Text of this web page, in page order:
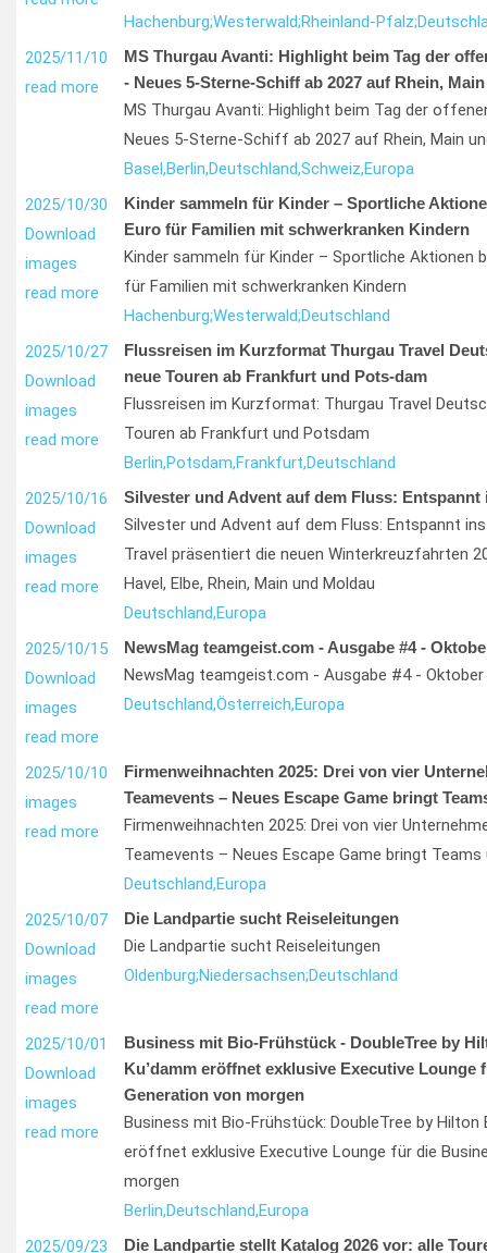
Hachenburg;Westerwald;Rheinland-Pfalz;
2025/11/10
read more
MS Thurgau Avanti: Highlight beim Tag der
- Neues 5-Sterne-Schiff ab 2027 auf Rhein,
MS Thurgau Avanti: Highlight beim Tag der
Neues 5-Sterne-Schiff ab 2027 auf Rhein, Main
Basel,Berlin,Deutschland,Schweiz,Europa
2025/10/30
Download
images
read more
Kinder sammeln für Kinder – Sportliche
Euro für Familien mit schwerkranken Kindern
Kinder sammeln für Kinder – Sportliche Aktionen
für Familien mit schwerkranken Kindern
Hachenburg;Westerwald;Deutschland
2025/10/27
Download
images
read more
Flussreisen im Kurzformat Thurgau Travel
neue Touren ab Frankfurt und Pots-dam
Flussreisen im Kurzformat: Thurgau Travel
Touren ab Frankfurt und Potsdam
Berlin,Potsdam,Frankfurt,Deutschland
2025/10/16
Download
images
read more
Silvester und Advent auf dem Fluss: Entspannt
Silvester und Advent auf dem Fluss: Entspannt
Travel präsentiert die neuen Winterkreuzfahrten
Havel, Elbe, Rhein, Main und Moldau
Deutschland,Europa
2025/10/15
Download
images
read more
NewsMag teamgeist.com - Ausgabe #4 -
NewsMag teamgeist.com - Ausgabe #4 - Oktober
Deutschland,Österreich,Europa
2025/10/10
images
read more
Firmenweihnachten 2025: Drei von vier
Teamevents – Neues Escape Game bringt
Firmenweihnachten 2025: Drei von vier
Teamevents – Neues Escape Game bringt Teams
Deutschland,Europa
2025/10/07
Download
images
read more
Die Landpartie sucht Reiseleitungen
Die Landpartie sucht Reiseleitungen
Oldenburg;Niedersachsen;Deutschland
2025/10/01
Download
images
read more
Business mit Bio-Frühstück - DoubleTree by
Ku’damm eröffnet exklusive Executive Lounge
Generation von morgen
Business mit Bio-Frühstück: DoubleTree by Hilton
eröffnet exklusive Executive Lounge für die
morgen
Berlin,Deutschland,Europa
2025/09/23
Die Landpartie stellt Katalog 2026 vor: alle